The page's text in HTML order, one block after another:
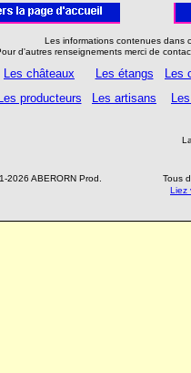
Les informations contenues dans
d'autres renseignements merci de
Les châteaux Les étangs
Les
Les producteurs Les artisans
2026 ABERORN Prod.
Tous
Liez